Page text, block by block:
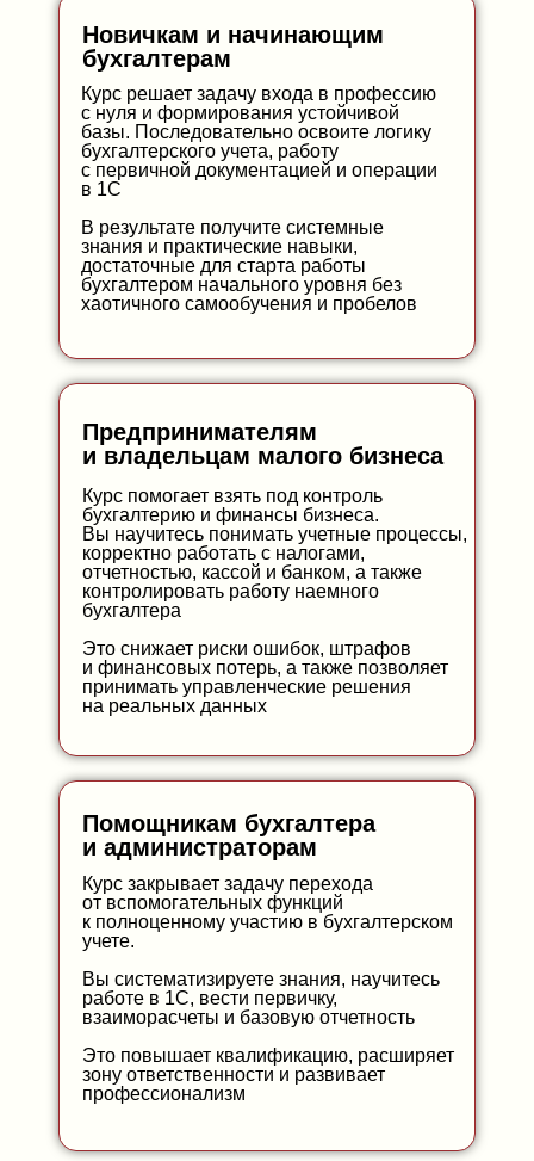
Новичкам и начинающим
бухгалтерам
Курс решает задачу входа в профессию
с нуля и формирования устойчивой
базы. Последовательно освоите логику
бухгалтерского учета, работу
с первичной документацией и операции
в 1С
В результате получите системные
знания и практические навыки,
достаточные для старта работы
бухгалтером начального уровня без
хаотичного самообучения и пробелов
Предпринимателям
и владельцам малого бизнеса
Курс помогает взять под контроль
бухгалтерию и финансы бизнеса.
Вы научитесь понимать учетные процессы,
корректно работать с налогами,
отчетностью, кассой и банком, а также
контролировать работу наемного
бухгалтера
Это снижает риски ошибок, штрафов
и финансовых потерь, а также позволяет
принимать управленческие решения
на реальных данных
Помощникам бухгалтера
и администраторам
Курс закрывает задачу перехода
от вспомогательных функций
к полноценному участию в бухгалтерском
учете.
Вы систематизируете знания, научитесь
работе в 1С, вести первичку,
взаиморасчеты и базовую отчетность
Это повышает квалификацию, расширяет
зону ответственности и развивает
профессионализм